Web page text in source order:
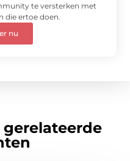
te versterken met
die ertoe doen.
nu
gerelateerde